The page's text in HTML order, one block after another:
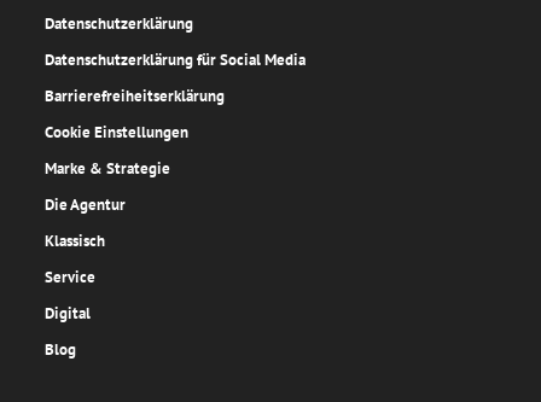
Datenschutzerklärung
Datenschutzerklärung für Social Media
Barrierefreiheitserklärung
Cookie Einstellungen
Marke & Strategie
Die Agentur
Klassisch
Service
Digital
Blog